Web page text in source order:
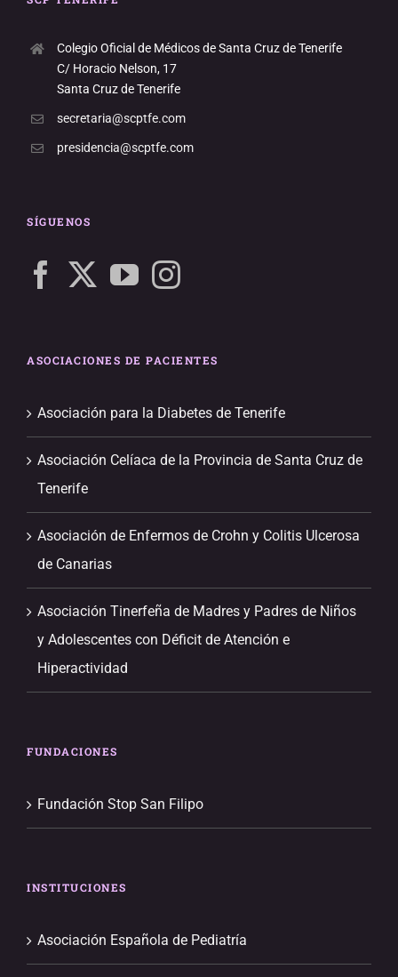
Colegio Oficial de Médicos de Santa Cruz de Tenerife
C/ Horacio Nelson, 17
Santa Cruz de Tenerife
secretaria@scptfe.com
presidencia@scptfe.com
SÍGUENOS
ASOCIACIONES DE PACIENTES
Asociación para la Diabetes de Tenerife
Asociación Celíaca de la Provincia de Santa Cruz de
Tenerife
Asociación de Enfermos de Crohn y Colitis Ulcerosa
de Canarias
Asociación Tinerfeña de Madres y Padres de Niños
y Adolescentes con Déficit de Atención e
Hiperactividad
FUNDACIONES
Fundación Stop San Filipo
INSTITUCIONES
Asociación Española de Pediatría